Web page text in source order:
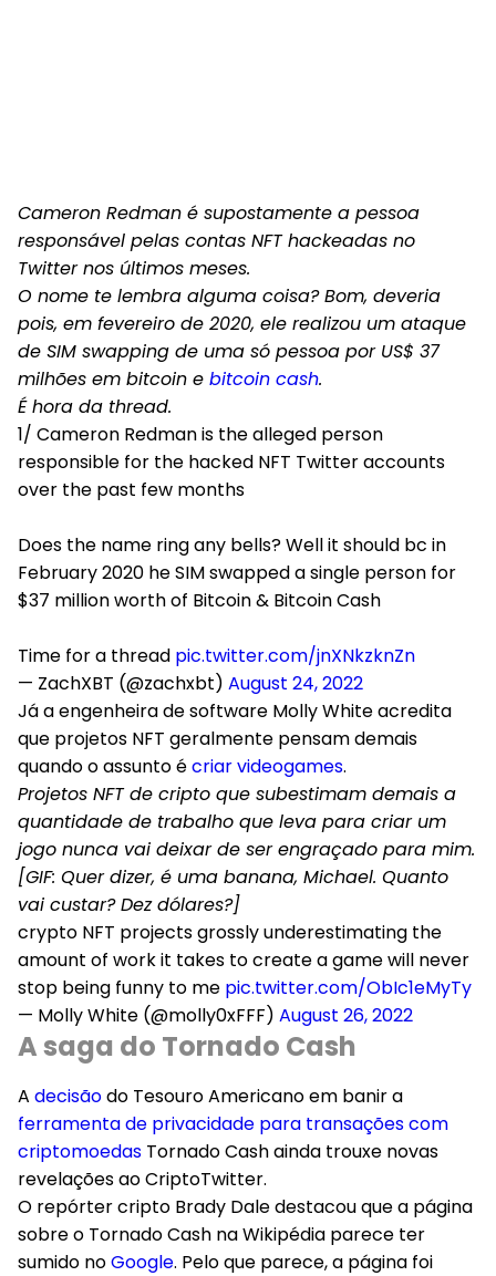
Cameron Redman é supostamente a pessoa
responsável pelas contas NFT hackeadas no
Twitter nos últimos meses.
O nome te lembra alguma coisa? Bom, deveria
pois, em fevereiro de 2020, ele realizou um ataque
de SIM swapping de uma só pessoa por US$ 37
milhões em bitcoin e bitcoin cash.
É hora da thread.
1/ Cameron Redman is the alleged person
responsible for the hacked NFT Twitter accounts
over the past few months
Does the name ring any bells? Well it should bc in
February 2020 he SIM swapped a single person for
$37 million worth of Bitcoin & Bitcoin Cash
Time for a thread pic.twitter.com/jnXNkzknZn
— ZachXBT (@zachxbt) August 24, 2022
Já a engenheira de software Molly White acredita
que projetos NFT geralmente pensam demais
quando o assunto écriar videogames.
Projetos NFT de cripto que subestimam demais a
quantidade de trabalho que leva para criar um
jogo nunca vai deixar de ser engraçado para mim.
[GIF: Quer dizer, é uma banana, Michael. Quanto
vai custar? Dez dólares?]
crypto NFT projects grossly underestimating the
amount of work it takes to create a game will never
stop being funny to me pic.twitter.com/ObIc1eMyTy
— Molly White (@molly0xFFF) August 26, 2022
A saga do Tornado Cash
A decisãodo Tesouro Americano em banir a
ferramenta de privacidade para transações com
criptomoedas Tornado Cash ainda trouxe novas
revelações ao CriptoTwitter.
O repórter cripto Brady Dale destacou que a página
sobre o Tornado Cash na Wikipédia parece ter
sumido noGoogle. Pelo que parece, a página foi